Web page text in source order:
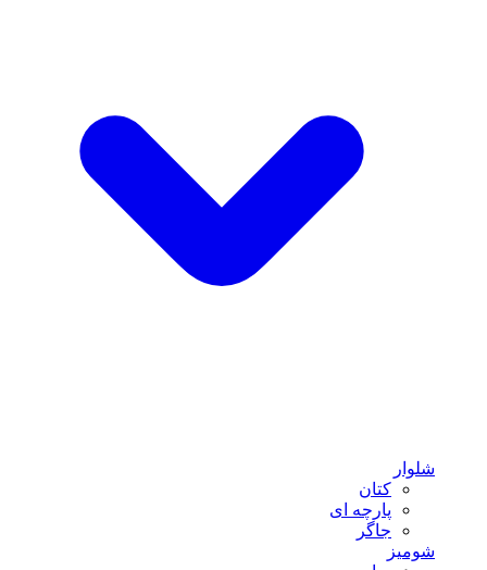
شلوار
کتان
پارچه ای
جاگر
شومیز